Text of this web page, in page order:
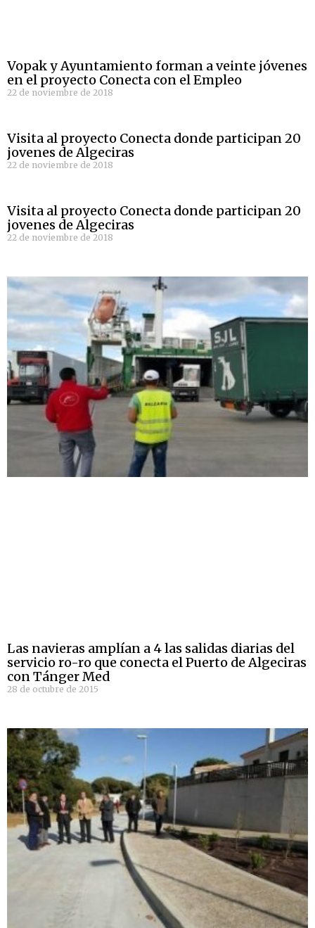
Vopak y Ayuntamiento forman a veinte jóvenes
en el proyecto Conecta con el Empleo
22 de noviembre de 2018
Visita al proyecto Conecta donde participan 20
jovenes de Algeciras
22 de noviembre de 2018
Visita al proyecto Conecta donde participan 20
jovenes de Algeciras
22 de noviembre de 2018
Las navieras amplían a 4 las salidas diarias del
servicio ro-ro que conecta el Puerto de Algeciras
con Tánger Med
28 de octubre de 2015